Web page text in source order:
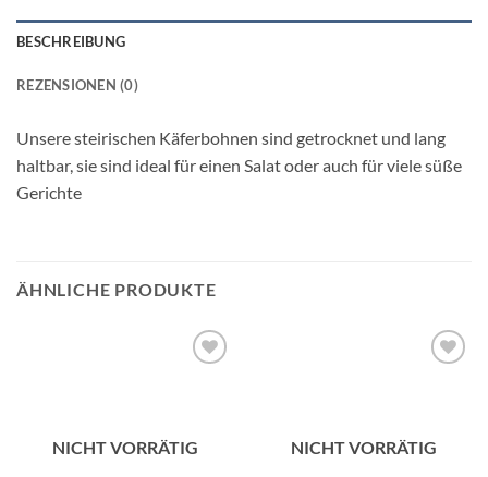
BESCHREIBUNG
REZENSIONEN (0)
Unsere steirischen Käferbohnen sind getrocknet und lang
haltbar, sie sind ideal für einen Salat oder auch für viele süße
Gerichte
ÄHNLICHE PRODUKTE
NICHT VORRÄTIG NICHT VORRÄTIG